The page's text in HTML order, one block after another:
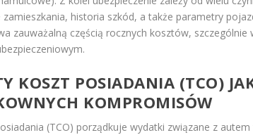
historia szkód, a także parametry
zauważalną częścią rocznych kosztów,
KOSZT POSIADANIA (TCO)
KOMPROMISÓW
(TCO) porządkuje wydatki związane z